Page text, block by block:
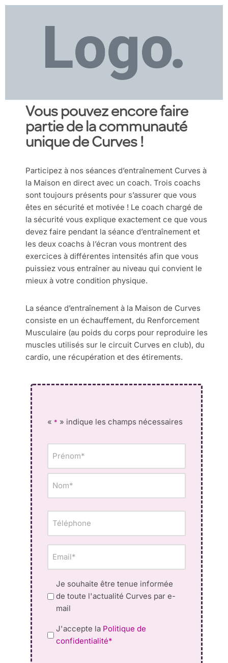
Vous pouvez encore faire
partie de la communauté
unique de Curves !
Participez à nos séances d’entraînement Curves à
la Maison en direct avec un coach. Trois coachs
sont toujours présents pour s’assurer que vous
êtes en sécurité et motivée ! Le coach chargé de
la sécurité vous explique exactement ce que vous
devez faire pendant la séance d’entraînement et
les deux coachs à l’écran vous montrent des
exercices à différentes intensités afin que vous
puissiez vous entraîner au niveau qui convient le
mieux à votre condition physique.
La séance d’entraînement à la Maison de Curves
consiste en un échauffement, du Renforcement
Musculaire (au poids du corps pour reproduire les
muscles utilisés sur le circuit Curves en club), du
cardio, une récupération et des étirements.
« * » indique les champs nécessaires
Newsletter
Je souhaite être tenue informée
de toute l'actualité Curves par e-
mail
Privacy
Policy
J'accepte la Politique de
confidentialité*